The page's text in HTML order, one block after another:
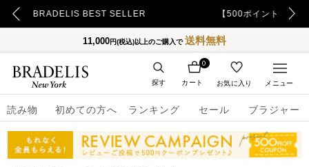
【500ポイント】LINE ID連携でプレゼント！
11,000円(税込)以上のご購入で送料無料
読み物 初めての方へ ランキング セール ブラジャー
カート
0
お気に入り
探す メニュー